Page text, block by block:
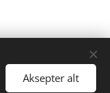
Aksepter alt